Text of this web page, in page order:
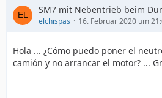
SM7 mit Nebentrieb beim
elchispas 16. Februar 2020 um
Hola ... ¿Cómo puedo poner el
camión y no arrancar el motor? ...